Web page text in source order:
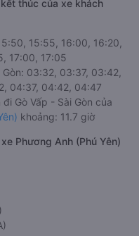
thúc của xe khách
15:55, 16:00, 16:20,
17:00, 17:05
03:32, 03:37, 03:42,
04:37, 04:42, 04:47
Gò Vấp - Sài Gòn của
khoảng: 11.7 giờ
Phương Anh (Phú Yên)